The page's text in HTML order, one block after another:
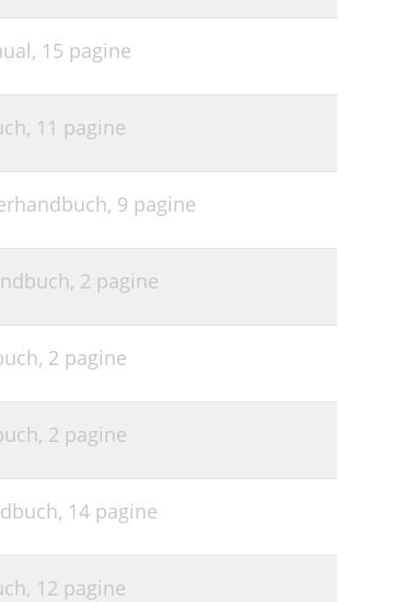
15 pagine
11 pagine
9 pagine
2 pagine
2 pagine
2 pagine
14 pagine
12 pagine